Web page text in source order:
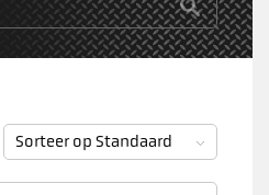
Sorteer op Standaard